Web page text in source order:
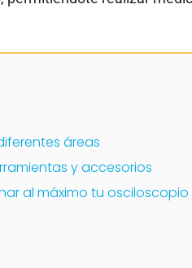
áreas
y accesorios
al máximo tu osciloscopio